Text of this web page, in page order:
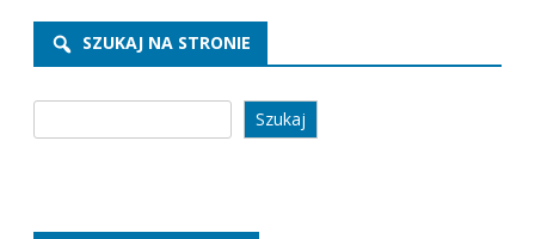
SZUKAJ NA STRONIE
Szukaj